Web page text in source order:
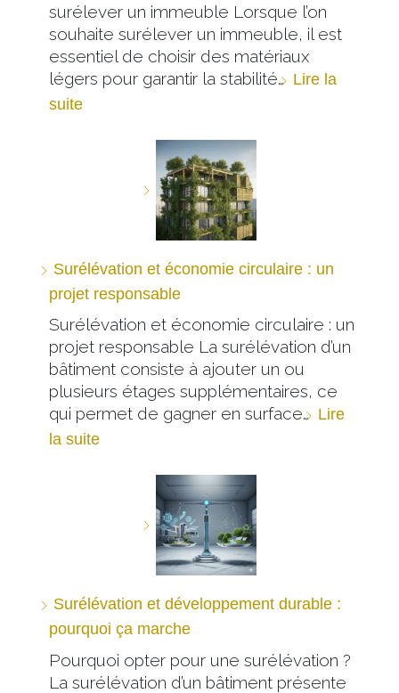
surélever un immeuble Lorsque l’on
souhaite surélever un immeuble, il est
essentiel de choisir des matériaux
légers pour garantir la stabilité… Lire la
suite
Surélévation et économie circulaire : un
projet responsable
Surélévation et économie circulaire : un
projet responsable La surélévation d’un
bâtiment consiste à ajouter un ou
plusieurs étages supplémentaires, ce
qui permet de gagner en surface… Lire
la suite
Surélévation et développement durable :
pourquoi ça marche
Pourquoi opter pour une surélévation ?
La surélévation d’un bâtiment présente